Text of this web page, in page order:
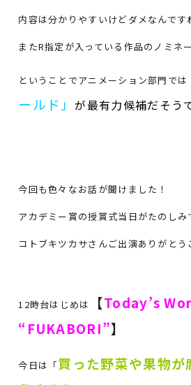
内容は分かりやすいけどダメなんで
またR指定が入っている作品のノミネ
ということでアニメーション部門では
ールド」が最有力候補だそう
今回も色々なお話が聞けました！
アカデミー賞の授賞式当日がたのしみ
コトブキツカサさんご出演ありがとう
12時台はじめは 【Today’s
“FUKABORI”】
今日は「買った野菜や果物が